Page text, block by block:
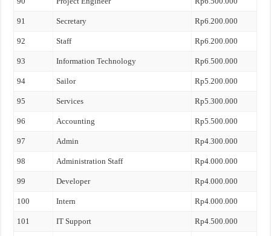
91 Secretary Rp6.200.000
92 Staff Rp6.200.000
93 Information Technology Rp6.500.000
94 Sailor Rp5.200.000
95 Services Rp5.300.000
96 Accounting Rp5.500.000
97 Admin Rp4.300.000
98 Administration Staff Rp4.000.000
99 Developer Rp4.000.000
100 Intern Rp4.000.000
101 IT Support Rp4.500.000